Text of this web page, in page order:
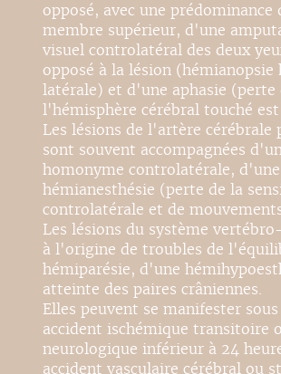
opposé, avec une
membre supérieur, d'une
visuel controlatéral des deux
opposé à la lésion (hémianopsie
latérale) et d'une aphasie (perte
l'hémisphère cérébral touché
Les lésions de l'artère cérébrale
sont souvent accompagnées
homonyme controlatérale, d'une
hémianesthésie (perte de la
controlatérale et de
Les lésions du système
à l'origine de troubles de
hémiparésie, d'une
atteinte des paires crâniennes.
Elles peuvent se manifester
accident ischémique transitoire
neurologique inférieur à 24
accident vasculaire cérébral ou